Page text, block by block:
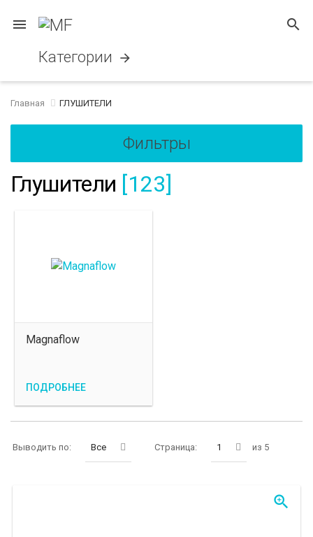
menu search
Категории arrow_forward
Главная ГЛУШИТЕЛИ
Фильтры
Глушители [123]
Magnaflow
ПОДРОБНЕЕ
Выводить по: Все Страница: 1 из 5
zoom_in